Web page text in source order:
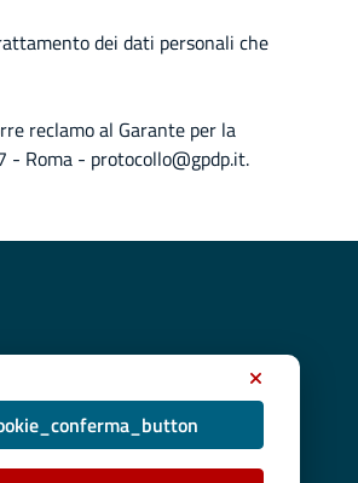
dei dati personali che
reclamo al Garante per la
- Roma - protocollo@gpdp.it.